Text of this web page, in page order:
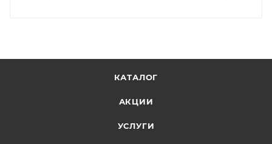
КАТАЛОГ
АКЦИИ
УСЛУГИ